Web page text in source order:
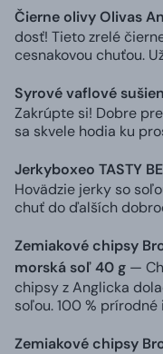
Čierne olivy Olivas
dosť! Tieto zrelé
cesnakovou chuťou.
Syrové vaflové
Zakrúpte si! Dobre
sa skvele hodia ku
Jerkyboxeo TASTY
Hovädzie jerky so
chuť do ďalších
Zemiakové chipsy
morská soľ 40 g —
chipsy z Anglicka
soľou. 100 %
Zemiakové chipsy